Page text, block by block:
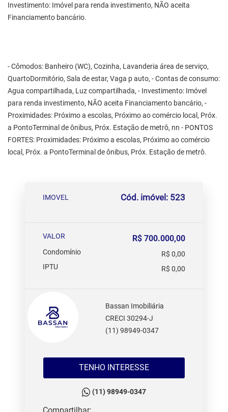
Investimento: Imóvel para renda investimento, NÃO aceita
Financiamento bancário.
- Cômodos: Banheiro (WC), Cozinha, Lavanderia área de serviço,
QuartoDormitório, Sala de estar, Vaga p auto, - Contas de consumo:
Agua compartilhada, Luz compartilhada, - Investimento: Imóvel
para renda investimento, NÃO aceita Financiamento bancário, -
Proximidades: Próximo a escolas, Próximo ao comércio local, Próx.
a PontoTerminal de ônibus, Próx. Estação de metrô, nn - PONTOS
FORTES: Proximidades: Próximo a escolas, Próximo ao comércio
local, Próx. a PontoTerminal de ônibus, Próx. Estação de metrô.
IMOVEL Cód. imóvel: 523
VALOR R$ 700.000,00
Condomínio
R$ 0,00
IPTU
R$ 0,00
Bassan Imobiliária
CRECI 30294-J
(11) 98949-0347
TENHO INTERESSE
(11) 98949-0347
Compartilhar: